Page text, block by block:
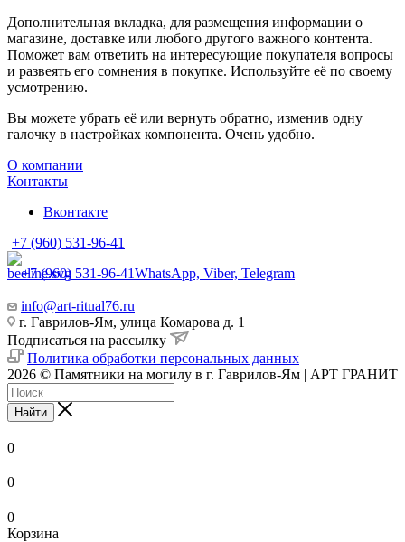
Дополнительная вкладка, для размещения информации о
магазине, доставке или любого другого важного контента.
Поможет вам ответить на интересующие покупателя вопросы
и развеять его сомнения в покупке. Используйте её по своему
усмотрению.
Вы можете убрать её или вернуть обратно, изменив одну
галочку в настройках компонента. Очень удобно.
О компании
Контакты
Вконтакте
+7 (960) 531-96-41
+7 (960) 531-96-41WhatsApp, Viber, Telegram
info@art-ritual76.ru
г. Гаврилов-Ям, улица Комарова д. 1
Подписаться на рассылку
Политика обработки персональных данных
2026 © Памятники на могилу в г. Гаврилов-Ям | АРТ ГРАНИТ
Найти
0
0
0
Корзина